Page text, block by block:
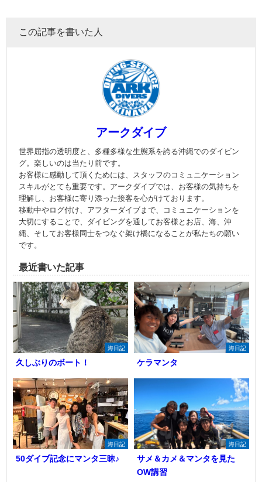
この記事を書いた人
アークダイブ
世界屈指の透明度と、多種多様な生態系を誇る沖縄でのダイビン
グ。楽しいのは当たり前です。
お客様に感動して頂くためには、スタッフのコミュニケーション
スキルがとても重要です。アークダイブでは、お客様の気持ちを
理解し、お客様に寄り添った接客を心がけております。
移動中やログ付け、アフターダイブまで、コミュニケーションを
大切にすることで、ダイビングを通してお客様とお店、海、沖
縄、そしてお客様同士をつなぐ架け橋になることが私たちの願い
です。
最近書いた記事
海日記
久しぶりのボート！
海日記
ケラマンタ
海日記
50ダイブ記念にマンタ三昧♪
海日記
サメ＆カメ＆マンタを見た
OW講習